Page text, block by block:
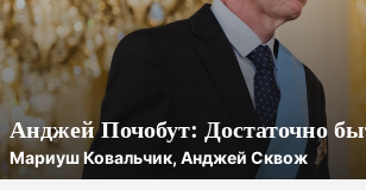
Анджей Почобут: Достаточно
Мариуш Ковальчик, Анджей Сквож